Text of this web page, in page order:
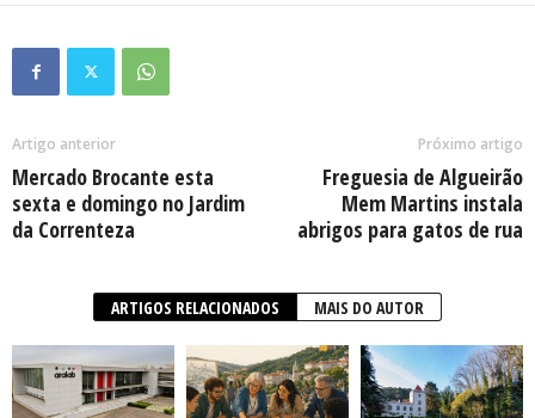
Artigo anterior
Mercado Brocante esta
sexta e domingo no Jardim
da Correnteza
Próximo artigo
Freguesia de Algueirão
Mem Martins instala
abrigos para gatos de rua
ARTIGOS RELACIONADOS MAIS DO AUTOR